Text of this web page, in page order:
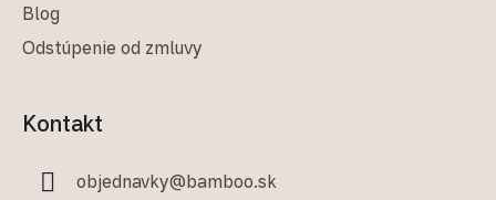
Blog
Odstúpenie od zmluvy
Kontakt
objednavky@bamboo.sk